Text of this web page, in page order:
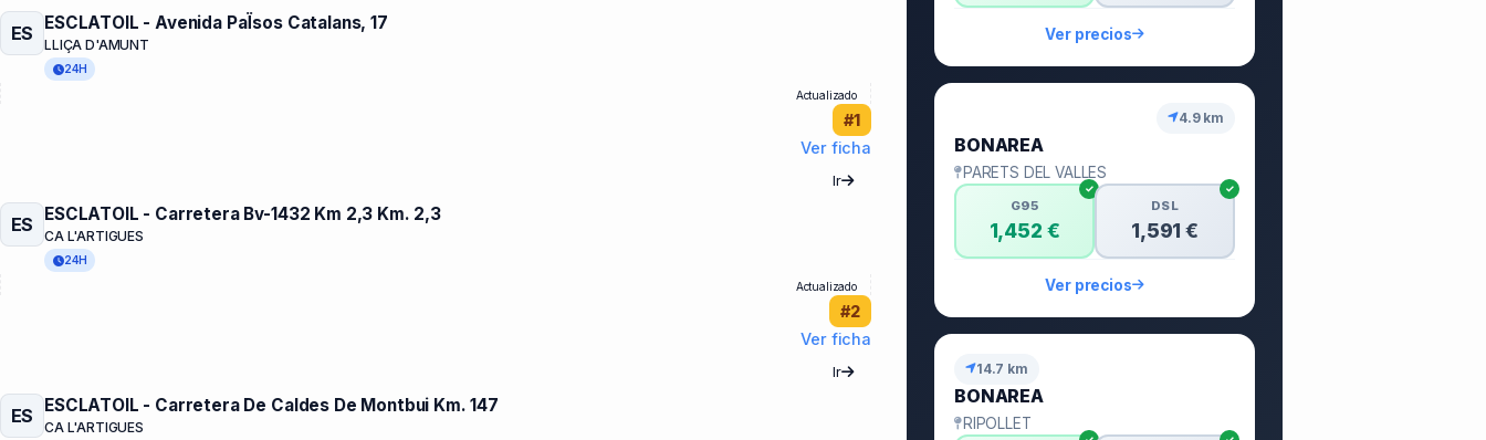
ES ESCLATOIL - Avenida PaÏsos Catalans, 17
LLIÇA D'AMUNT
24H
Actualizado
#1
Ver ficha
Ir
ES ESCLATOIL - Carretera Bv-1432 Km 2,3 Km. 2,3
CA L'ARTIGUES
24H
Actualizado
#2
Ver ficha
Ir
ES ESCLATOIL - Carretera De Caldes De Montbui Km. 147
CA L'ARTIGUES
Ver precios
4.9 km
BONAREA
PARETS DEL VALLES
G95
1,452 €
DSL
1,591 €
Ver precios
14.7 km
BONAREA
RIPOLLET